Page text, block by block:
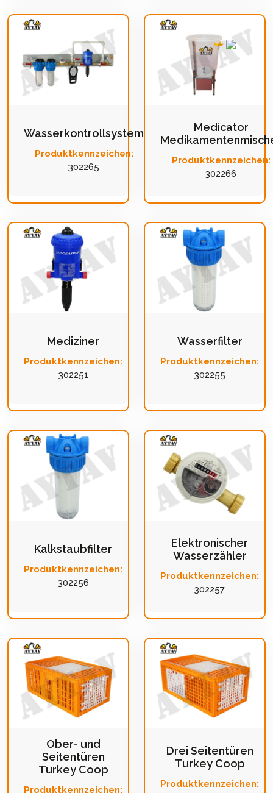
Wasserkontrollsystem
Produktkennzeichen:
302265
Medicator
Produktkennzeichen:
302266
Mediziner
Produktkennzeichen:
302251
Wasserfilter
Produktkennzeichen:
302255
Kalkstaubfilter
Produktkennzeichen:
302256
Elektronischer
Wasserzähler
Produktkennzeichen:
302257
Ober- und
Seitentüren
Turkey Coop
Produktkennzeichen:
Drei Seitentüren
Turkey Coop
Produktkennzeichen: